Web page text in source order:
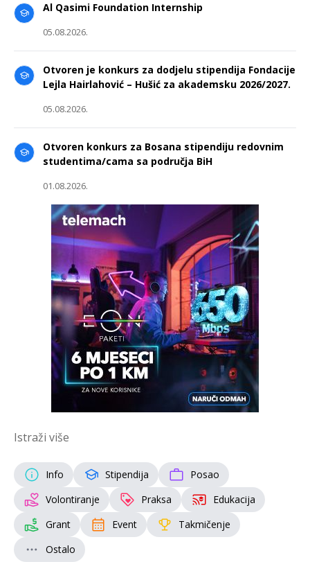
Al Qasimi Foundation Internship
05.08.2026.
Otvoren je konkurs za dodjelu stipendija Fondacije
Lejla Hairlahović – Hušić za akademsku 2026/2027.
05.08.2026.
Otvoren konkurs za Bosana stipendiju redovnim
studentima/cama sa područja BiH
01.08.2026.
Istraži više
Info Stipendija
Posao
Volontiranje
Praksa
Edukacija
Grant
Event
Takmičenje
Ostalo